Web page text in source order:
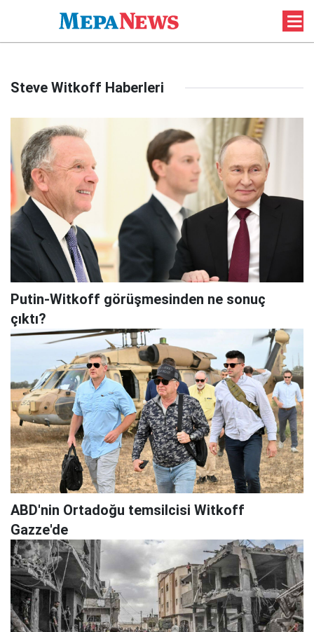
Steve Witkoff Haberleri
Putin-Witkoff görüşmesinden ne sonuç
çıktı?
ABD'nin Ortadoğu temsilcisi Witkoff
Gazze'de